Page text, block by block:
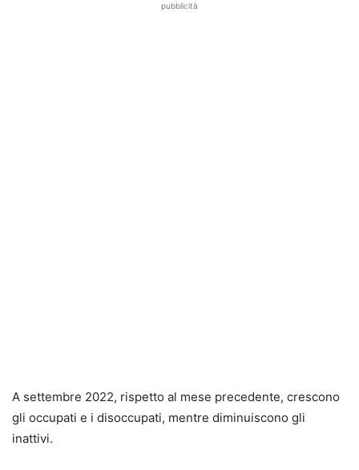
pubblicità
A settembre 2022, rispetto al mese precedente, crescono
gli occupati e i disoccupati, mentre diminuiscono gli
inattivi.